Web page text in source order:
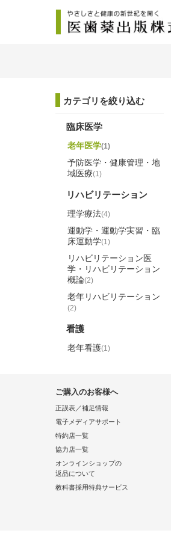
カテゴリを絞り込む
臨床医学
老年医学(1)
予防医学・健康管理・地
域医療(1)
リハビリテーション
理学療法(4)
運動学・運動学実習・臨
床運動学(1)
リハビリテーション医
学・リハビリテーション
概論(2)
老年リハビリテーション
(2)
看護
老年看護(1)
ご購入のお客様へ
正誤表／補足情報
電子メディアサポート
特約店一覧
協力店一覧
オンラインショップの
返品について
教科書採用特典サービス